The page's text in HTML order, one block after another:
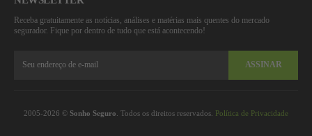
Receba gratuitamente as notícias, análises e matérias mais quentes do mercado
segurador. Fique por dentro de tudo que está acontecendo!
ASSINAR
2005-2026 © Sonho Seguro . Todos os direitos reservados. Política de Privacidade